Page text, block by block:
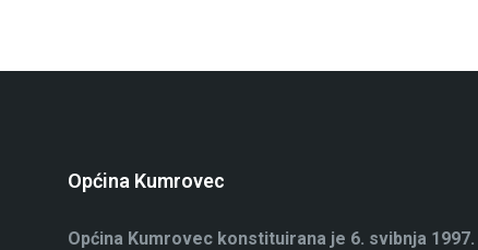
Općina Kumrovec
Općina Kumrovec konstituirana je 6. svibnja 1997.